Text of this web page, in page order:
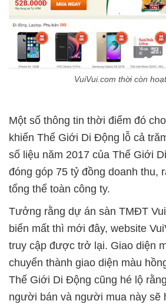
VuiVui.com thời còn
Một số thông tin thời điểm đó
khiến Thế Giới Di Động lỗ cả
số liệu năm 2017 của Thế Giới
đóng góp 75 tỷ đồng doanh thu,
tổng thể toàn công ty.
Tưởng rằng dự án sàn TMĐT
biến mất thì mới đây, website
truy cập được trở lại. Giao diện
chuyển thành giao diện màu
Thế Giới Di Động cũng hé lộ
người bán và người mua này sẽ